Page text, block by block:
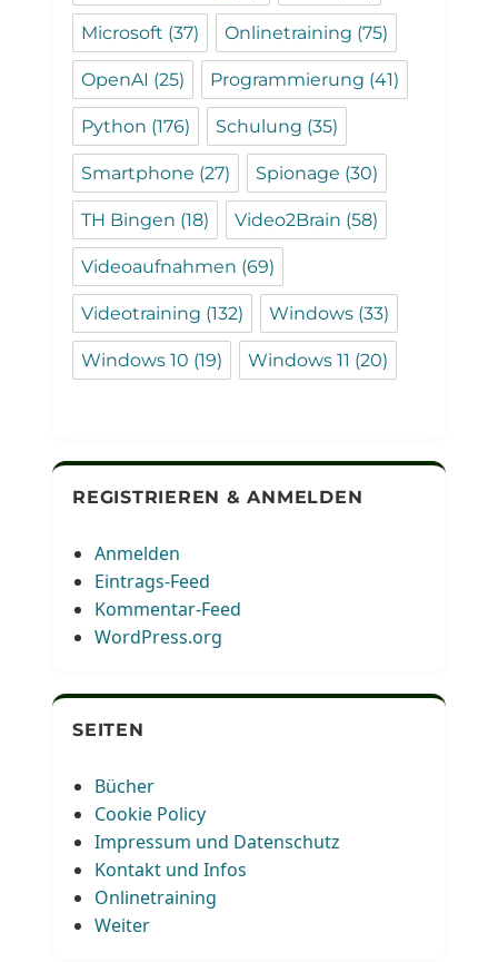
Microsoft (37) Onlinetraining (75)
OpenAI (25) Programmierung (41)
Python (176) Schulung (35)
Smartphone (27) Spionage (30)
TH Bingen (18) Video2Brain (58)
Videoaufnahmen (69)
Videotraining (132) Windows (33)
Windows 10 (19) Windows 11 (20)
REGISTRIEREN & ANMELDEN
Anmelden
Eintrags-Feed
Kommentar-Feed
WordPress.org
SEITEN
Bücher
Cookie Policy
Impressum und Datenschutz
Kontakt und Infos
Onlinetraining
Weiter